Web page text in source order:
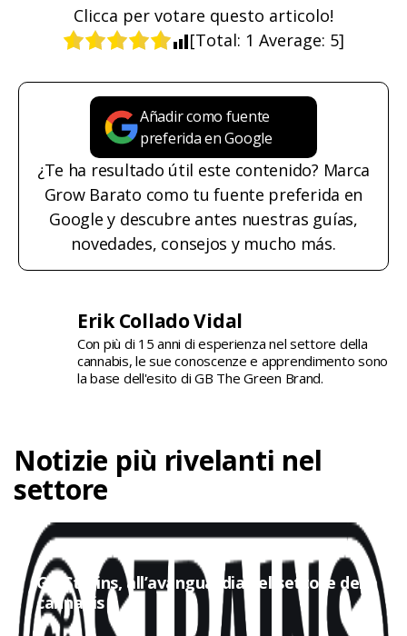
Clicca per votare questo articolo!
[Total: 1 Average: 5]
Añadir como fuente
preferida en Google
¿Te ha resultado útil este contenido? Marca
Grow Barato como tu fuente preferida en
Google y descubre antes nuestras guías,
novedades, consejos y mucho más.
Erik Collado Vidal
Con più di 15 anni di esperienza nel settore della
cannabis, le sue conoscenze e apprendimento sono
la base dell'esito di GB The Green Brand.
Notizie più rivelanti nel
settore
GB Strains, all’avanguardia nel settore della
cannabis